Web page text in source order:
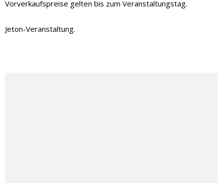
Vorverkaufspreise gelten bis zum Veranstaltungstag.
Jeton-Veranstaltung.